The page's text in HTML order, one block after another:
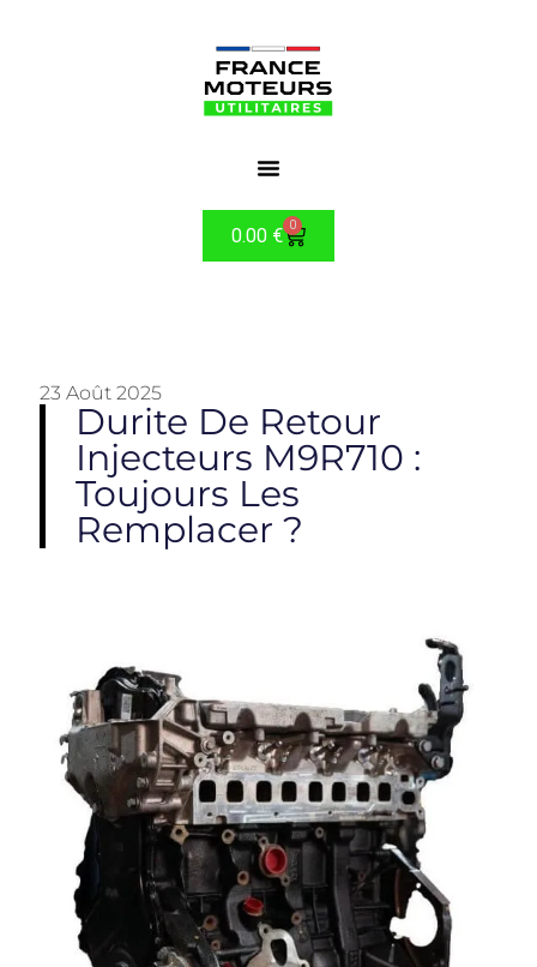
0.00 € 0
23 Août 2025
Durite De Retour
Injecteurs M9R710 :
Toujours Les
Remplacer ?